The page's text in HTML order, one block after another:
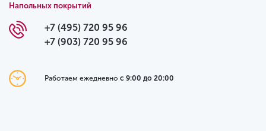
Напольных покрытий
+7 (495) 720 95 96
+7 (903) 720 95 96
Работаем ежедневно с 9:00 до 20:00